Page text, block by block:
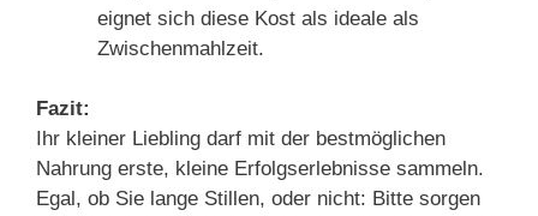
eignet sich diese Kost als ideale als
Zwischenmahlzeit.
Fazit:
Ihr kleiner Liebling darf mit der bestmöglichen
Nahrung erste, kleine Erfolgserlebnisse sammeln.
Egal, ob Sie lange Stillen, oder nicht: Bitte sorgen